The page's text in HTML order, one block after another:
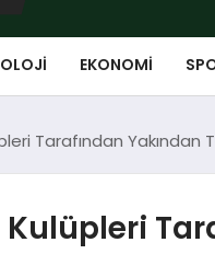
EKONOMI
Tarafından Yakından